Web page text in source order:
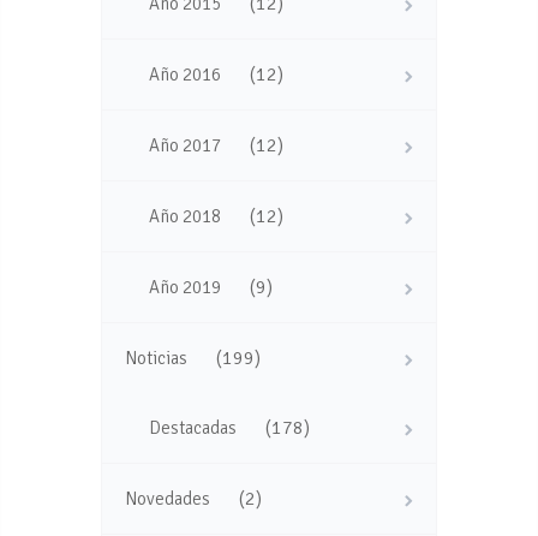
Año 2016 (12)
Año 2017 (12)
Año 2018 (12)
Año 2019 (9)
Noticias (199)
Destacadas (178)
Novedades (2)